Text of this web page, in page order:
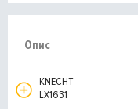
Опис
KNECHT
LX1631